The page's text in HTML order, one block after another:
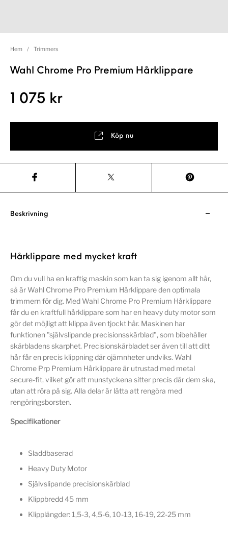
Hem / Trimmers
Wahl Chrome Pro Premium Hårklippare
1 075 kr
Köp nu
Beskrivning
Hårklippare med mycket kraft
Om du vull ha en kraftig maskin som kan ta sig igenom allt hår,
så är Wahl Chrome Pro Premium Hårklippare den optimala
trimmern för dig. Med Wahl Chrome Pro Premium Hårklippare
får du en kraftfull hårklippare som har en heavy duty motor som
gör det möjligt att klippa även tjockt hår. Maskinen har
funktionen "självslipande precisionsskärblad", som bibehåller
skärbladens skarphet. Precisionskärbladet ser även till att ditt
hår får en precis klippning där ojämnheter undviks. Wahl
Chrome Prp Premium Hårklippare är utrustad med metal
secure-fit, vilket gör att munstyckena sitter precis där dem ska,
utan att röra på sig. Alla delar är lätta att rengöra med
rengöringsborsten.
Specifikationer
Sladdbaserad
Heavy Duty Motor
Självslipande precisionskärblad
Klippbredd 45 mm
Klipplängder: 1,5-3, 4,5-6, 10-13, 16-19, 22-25 mm